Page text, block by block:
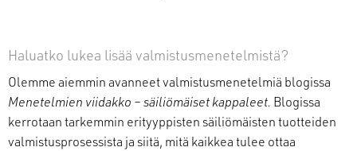
Haluatko lukea lisää valmistusmenetelmistä?
Olemme aiemmin avanneet valmistusmenetelmiä blogissa
Menetelmien viidakko – säiliömäiset kappaleet. Blogissa
kerrotaan tarkemmin erityyppisten säiliömäisten tuotteiden
valmistusprosessista ja siitä, mitä kaikkea tulee ottaa